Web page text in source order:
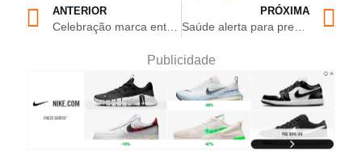
ANTERIOR
PRÓXIMA
Publicidade